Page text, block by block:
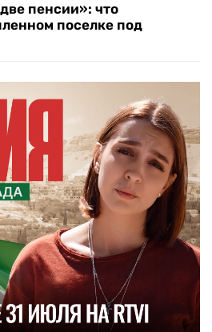
пенсии»: что
поселке под